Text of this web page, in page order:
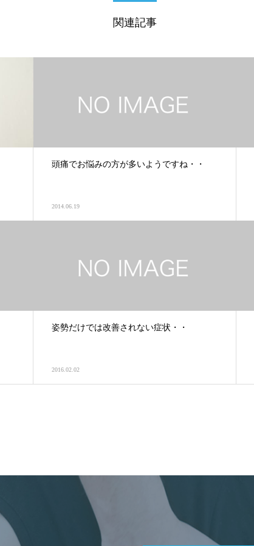
関連記事
頭痛でお悩みの方が多いようですね・・
2014.06.19
姿勢だけでは改善されない症状・・
2016.02.02